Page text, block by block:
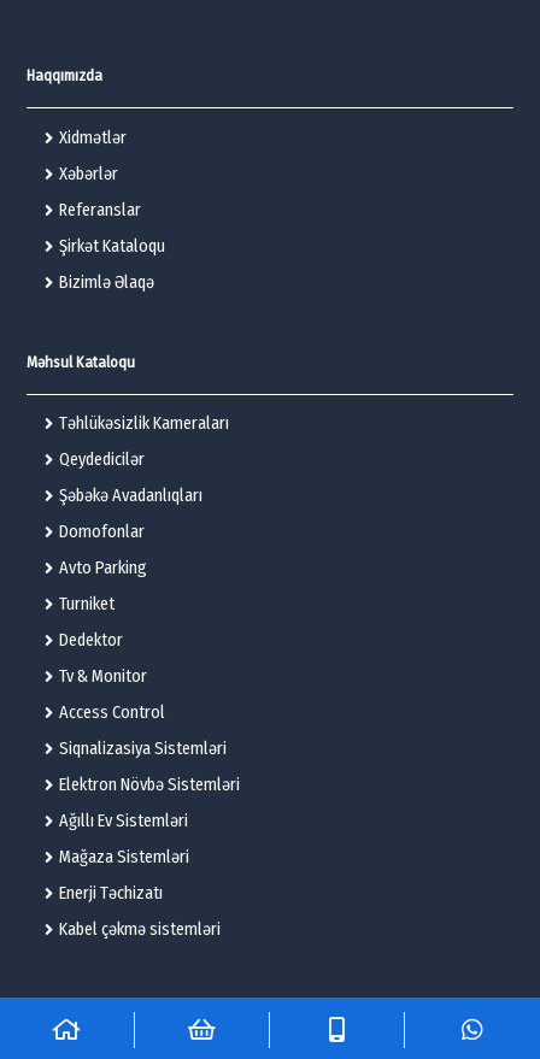
Haqqımızda
Xidmətlər
Xəbərlər
Referanslar
Şirkət Kataloqu
Bizimlə Əlaqə
Məhsul Kataloqu
Təhlükəsizlik Kameraları
Qeydedicilər
Şəbəkə Avadanlıqları
Domofonlar
Avto Parking
Turniket
Dedektor
Tv & Monitor
Access Control
Siqnalizasiya Sistemləri
Elektron Növbə Sistemləri
Ağıllı Ev Sistemləri
Mağaza Sistemləri
Enerji Təchizatı
Kabel çəkmə sistemləri
© 2025 – Flame Technologies